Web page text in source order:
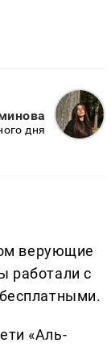
дня
верующие
работали с
«Аль-